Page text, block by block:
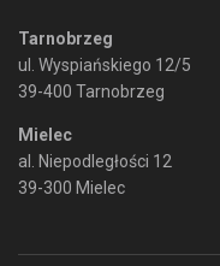
Tarnobrzeg
ul. Wyspiańskiego 12/5
39-400 Tarnobrzeg
Mielec
al. Niepodległości 12
39-300 Mielec